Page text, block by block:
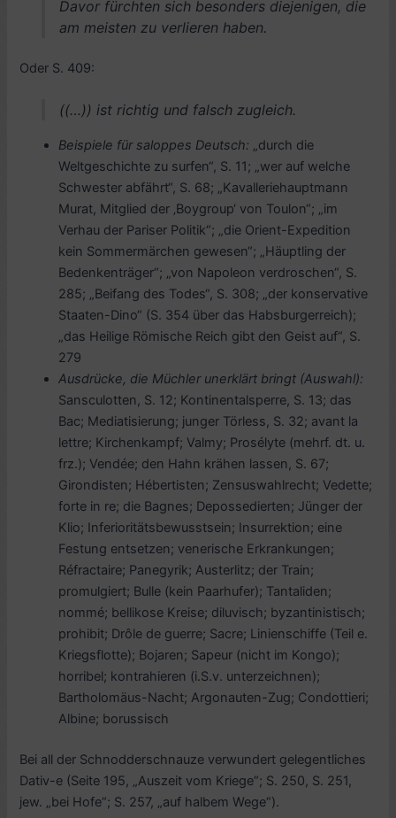
Davor fürchten sich besonders diejenigen, die
am meisten zu verlieren haben.
Oder S. 409:
((…)) ist richtig und falsch zugleich.
Beispiele für saloppes Deutsch: „durch die
Weltgeschichte zu surfen“, S. 11; „wer auf welche
Schwester abfährt“, S. 68; „Kavalleriehauptmann
Murat, Mitglied der ‚Boygroup‘ von Toulon“; „im
Verhau der Pariser Politik“; „die Orient-Expedition
kein Sommermärchen gewesen“; „Häuptling der
Bedenkenträger“; „von Napoleon verdroschen“, S.
285; „Beifang des Todes“, S. 308; „der konservative
Staaten-Dino“ (S. 354 über das Habsburgerreich);
„das Heilige Römische Reich gibt den Geist auf“, S.
279
Ausdrücke, die Müchler unerklärt bringt (Auswahl):
Sansculotten, S. 12; Kontinentalsperre, S. 13; das
Bac; Mediatisierung; junger Törless, S. 32; avant la
lettre; Kirchenkampf; Valmy; Prosélyte (mehrf. dt. u.
frz.); Vendée; den Hahn krähen lassen, S. 67;
Girondisten; Hébertisten; Zensuswahlrecht; Vedette;
forte in re; die Bagnes; Depossedierten; Jünger der
Klio; Inferioritätsbewusstsein; Insurrektion; eine
Festung entsetzen; venerische Erkrankungen;
Réfractaire; Panegyrik; Austerlitz; der Train;
promulgiert; Bulle (kein Paarhufer); Tantaliden;
nommé; bellikose Kreise; diluvisch; byzantinistisch;
prohibit; Drôle de guerre; Sacre; Linienschiffe (Teil e.
Kriegsflotte); Bojaren; Sapeur (nicht im Kongo);
horribel; kontrahieren (i.S.v. unterzeichnen);
Bartholomäus-Nacht; Argonauten-Zug; Condottieri;
Albine; borussisch
Bei all der Schnodderschnauze verwundert gelegentliches
Dativ-e (Seite 195, „Auszeit vom Kriege“; S. 250, S. 251,
jew. „bei Hofe“; S. 257, „auf halbem Wege“).